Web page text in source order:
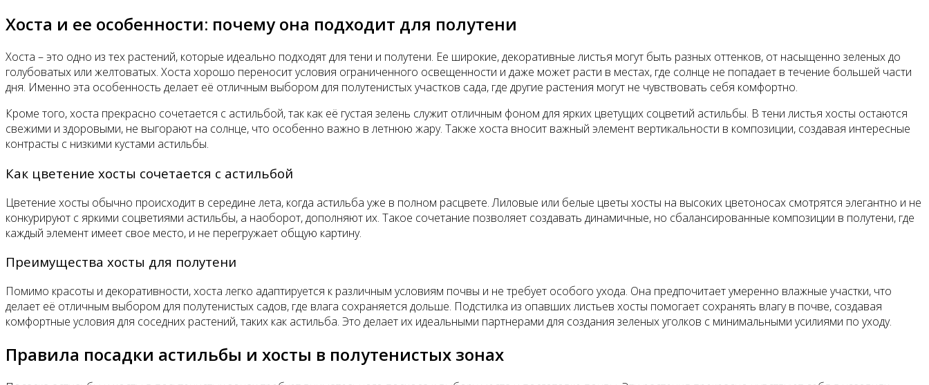
Хоста и ее особенности: почему она подходит для полутени
Хоста – это одно из тех растений, которые идеально подходят для тени и полутени. Ее широкие, декоративные листья могут быть разных оттенков, от насыщенно зеленых до
голубоватых или желтоватых. Хоста хорошо переносит условия ограниченного освещенности и даже может расти в местах, где солнце не попадает в течение большей части
дня. Именно эта особенность делает её отличным выбором для полутенистых участков сада, где другие растения могут не чувствовать себя комфортно.
Кроме того, хоста прекрасно сочетается с астильбой, так как её густая зелень служит отличным фоном для ярких цветущих соцветий астильбы. В тени листья хосты остаются
свежими и здоровыми, не выгорают на солнце, что особенно важно в летнюю жару. Также хоста вносит важный элемент вертикальности в композиции, создавая интересные
контрасты с низкими кустами астильбы.
Как цветение хосты сочетается с астильбой
Цветение хосты обычно происходит в середине лета, когда астильба уже в полном расцвете. Лиловые или белые цветы хосты на высоких цветоносах смотрятся элегантно и не
конкурируют с яркими соцветиями астильбы, а наоборот, дополняют их. Такое сочетание позволяет создавать динамичные, но сбалансированные композиции в полутени, где
каждый элемент имеет свое место, и не перегружает общую картину.
Преимущества хосты для полутени
Помимо красоты и декоративности, хоста легко адаптируется к различным условиям почвы и не требует особого ухода. Она предпочитает умеренно влажные участки, что
делает её отличным выбором для полутенистых садов, где влага сохраняется дольше. Подстилка из опавших листьев хосты помогает сохранять влагу в почве, создавая
комфортные условия для соседних растений, таких как астильба. Это делает их идеальными партнерами для создания зеленых уголков с минимальными усилиями по уходу.
Правила посадки астильбы и хосты в полутенистых зонах